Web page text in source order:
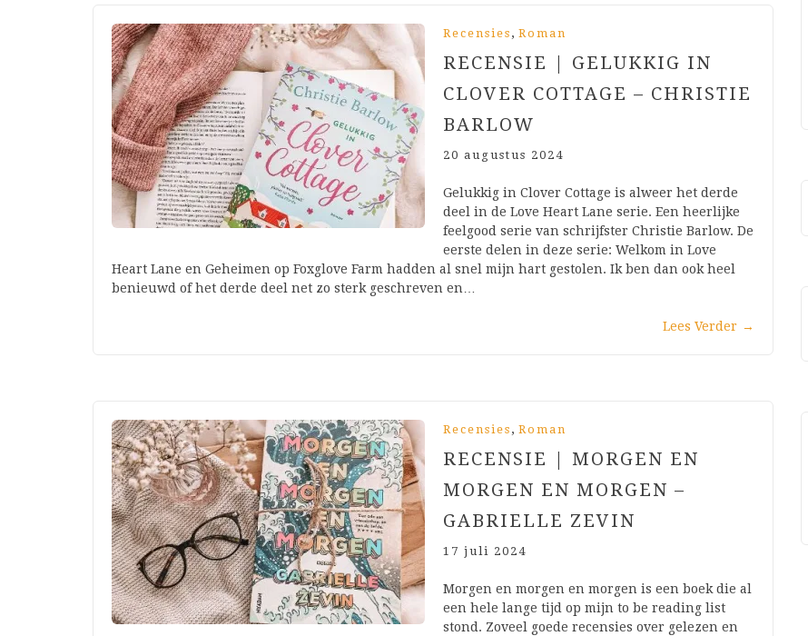
Recensies , Roman
RECENSIE | GELUKKIG IN
CLOVER COTTAGE – CHRISTIE
BARLOW
20 augustus 2024
Gelukkig in Clover Cottage is alweer het derde
deel in de Love Heart Lane serie. Een heerlijke
feelgood serie van schrijfster Christie Barlow. De
eerste delen in deze serie: Welkom in Love
Heart Lane en Geheimen op Foxglove Farm hadden al snel mijn hart gestolen. Ik ben dan ook heel
benieuwd of het derde deel net zo sterk geschreven en…
Lees Verder →
Recensies , Roman
RECENSIE | MORGEN EN
MORGEN EN MORGEN –
GABRIELLE ZEVIN
17 juli 2024
Morgen en morgen en morgen is een boek die al
een hele lange tijd op mijn to be reading list
stond. Zoveel goede recensies over gelezen en